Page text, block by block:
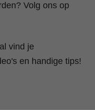
Volg ons op
vind je
en handige tips!